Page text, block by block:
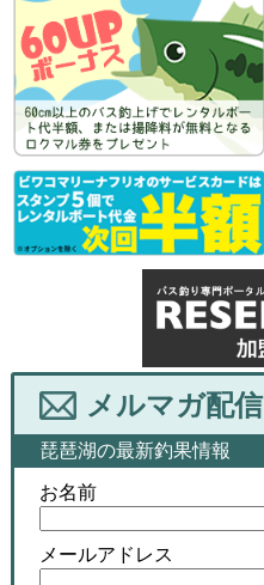
メルマガ配信
琵琶湖の最新釣果情報
お名前
メールアドレス